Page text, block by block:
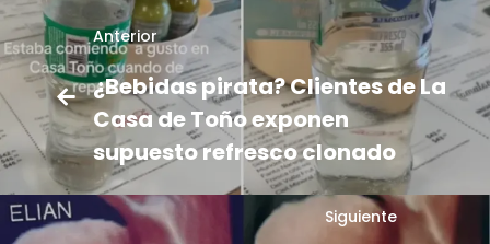
Anterior
¿Bebidas pirata? Clientes de La
Casa de Toño exponen
supuesto refresco clonado
Siguiente